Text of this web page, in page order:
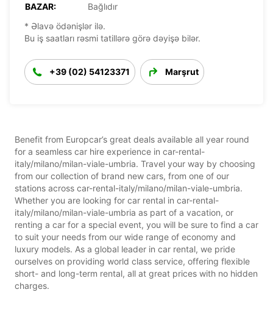
BAZAR:
Bağlıdır
* Əlavə ödənişlər ilə.
Bu iş saatları rəsmi tatillərə görə dəyişə bilər.
+39 (02) 54123371 Marşrut
Benefit from Europcar’s great deals available all year round
for a seamless car hire experience in car-rental-
italy/milano/milan-viale-umbria. Travel your way by choosing
from our collection of brand new cars, from one of our
stations across car-rental-italy/milano/milan-viale-umbria.
Whether you are looking for car rental in car-rental-
italy/milano/milan-viale-umbria as part of a vacation, or
renting a car for a special event, you will be sure to find a car
to suit your needs from our wide range of economy and
luxury models. As a global leader in car rental, we pride
ourselves on providing world class service, offering flexible
short- and long-term rental, all at great prices with no hidden
charges.